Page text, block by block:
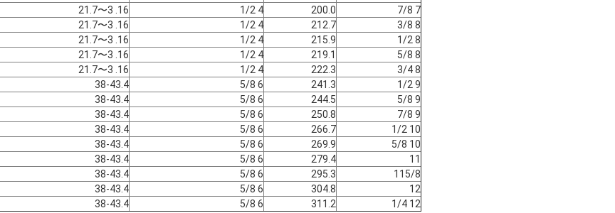
7 7/8
200.0
4 1/2
16. 3〜21.7
8 3/8
212.7
4 1/2
16. 3〜21.7
8 1/2
215.9
4 1/2
16. 3〜21.7
8 5/8
219.1
4 1/2
16. 3〜21.7
8 3/4
222.3
4 1/2
16. 3〜21.7
9 1/2
241.3
6 5/8
38-43.4
9 5/8
244.5
6 5/8
38-43.4
9 7/8
250.8
6 5/8
38-43.4
10 1/2
266.7
6 5/8
38-43.4
10 5/8
269.9
6 5/8
38-43.4
11
279.4
6 5/8
38-43.4
115/8
295.3
6 5/8
38-43.4
12
304.8
6 5/8
38-43.4
12 1/4
311.2
6 5/8
38-43.4